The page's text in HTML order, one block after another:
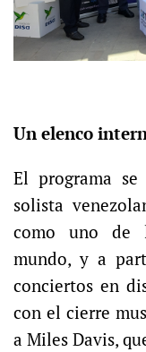
Un elenco
El programa
solista
como uno de
mundo, y a
conciertos en
con el cierre
a Miles Davis,